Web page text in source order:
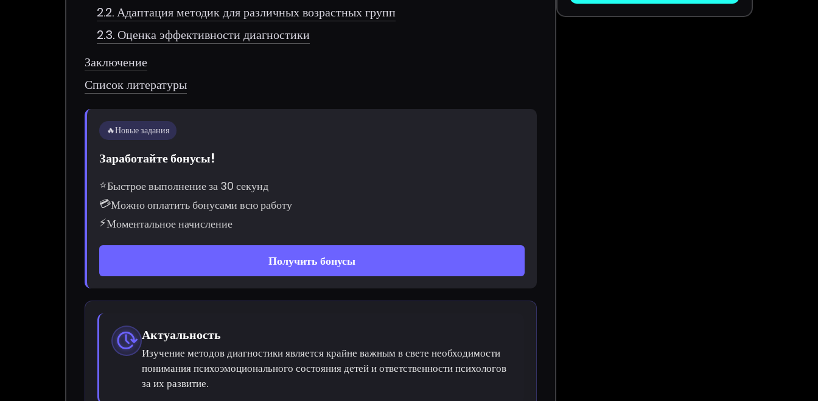
2.2. Адаптация методик для различных возрастных групп
2.3. Оценка эффективности диагностики
Заключение
Список литературы
🔥Новые задания
Заработайте бонусы!
⭐Быстрое выполнение за 30 секунд
💳Можно оплатить бонусами всю работу
⚡Моментальное начисление
Получить бонусы
Актуальность
Изучение методов диагностики является крайне важным в свете необходимости
понимания психоэмоционального состояния детей и ответственности психологов
за их развитие.